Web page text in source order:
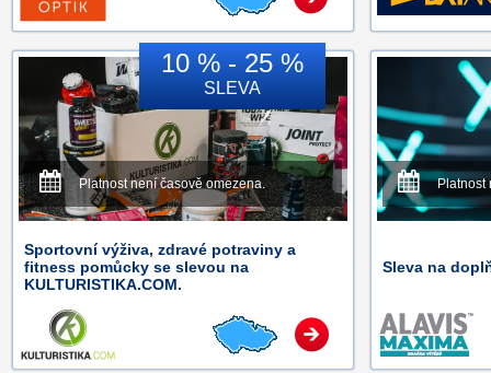
10 % - 25 %
SLEVA
Platnost není časově omezena.
Sportovní výživa, zdravé potraviny a
fitness pomůcky se slevou na
KULTURISTIKA.COM.
Platnost
Sleva na